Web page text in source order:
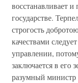
восстанавливает
государстве.
строгость
качествами
управлении,
заключается в его
разумный министр